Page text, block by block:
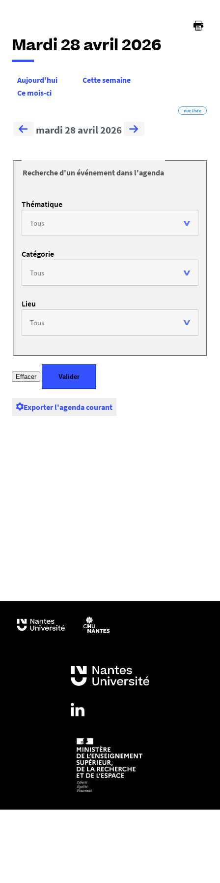
Mardi 28 avril 2026
Aujourd'hui
Cette semaine
Ce mois-ci
vue liste
mardi 28 avril 2026
Recherche d'un événement dans l'agenda
Thématique
Catégorie
Lieu
Exporter l'agenda courant